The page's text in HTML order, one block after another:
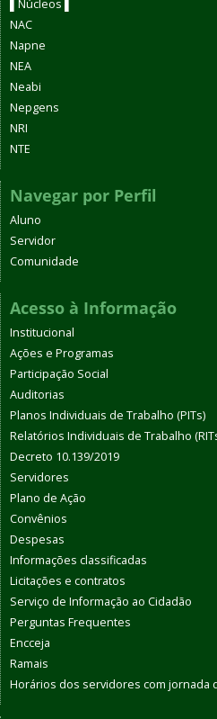
▌Núcleos ▌
NAC
Napne
NEA
Neabi
Nepgens
NRI
NTE
Navegar por Perfil
Aluno
Servidor
Comunidade
Acesso à Informação
Institucional
Ações e Programas
Participação Social
Auditorias
Planos Individuais de Trabalho (PITs)
Relatórios Individuais de Trabalho
Decreto 10.139/2019
Servidores
Plano de Ação
Convênios
Despesas
Informações classificadas
Licitações e contratos
Serviço de Informação ao Cidadão
Perguntas Frequentes
Encceja
Ramais
Horários dos servidores com jornada